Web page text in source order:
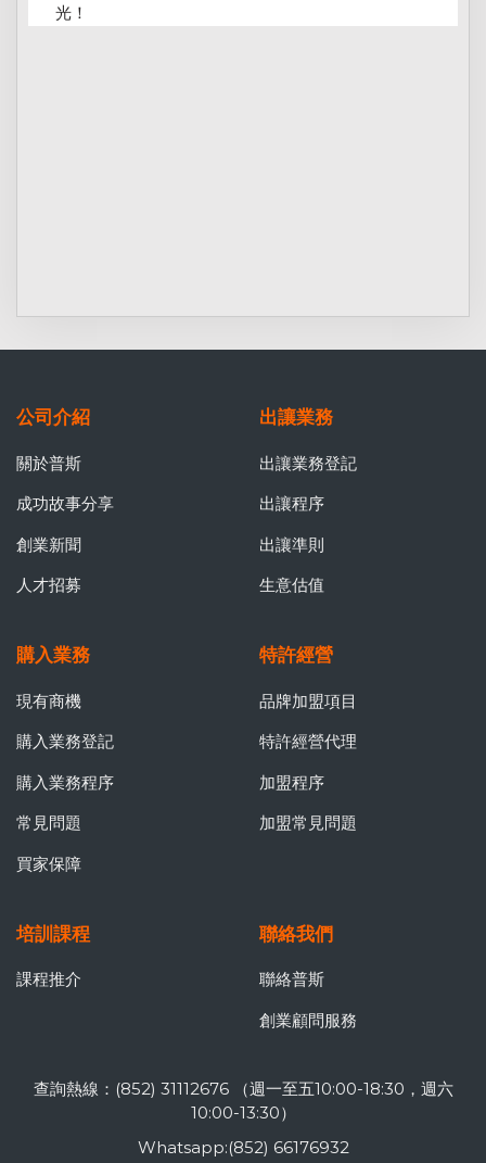
光！
公司介紹
關於普斯
成功故事分享
創業新聞
人才招募
出讓業務
出讓業務登記
出讓程序
出讓準則
生意估值
購入業務
現有商機
購入業務登記
購入業務程序
常見問題
買家保障
特許經營
品牌加盟項目
特許經營代理
加盟程序
加盟常見問題
培訓課程
課程推介
聯絡我們
聯絡普斯
創業顧問服務
查詢熱線：(852) 31112676 （週一至五10:00-18:30，週六
10:00-13:30）
Whatsapp:(852) 66176932